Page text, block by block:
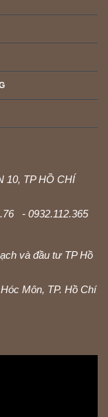
10, TP HỒ CHÍ
- 0932.112.365
và đầu tư TP Hồ
Môn, TP. Hồ Chí